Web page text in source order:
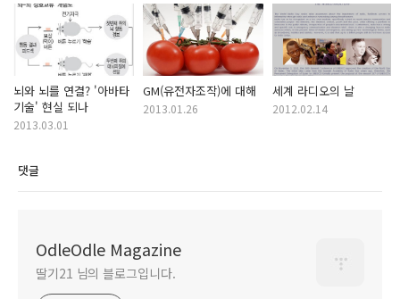
뇌와 뇌를 연결? '아바타
기술' 현실 되나
2013.03.01
GM(유전자조작)에 대해
2013.01.26
세계 라디오의 날
2012.02.14
댓글
OdleOdle Magazine
딸기21 님의 블로그입니다.